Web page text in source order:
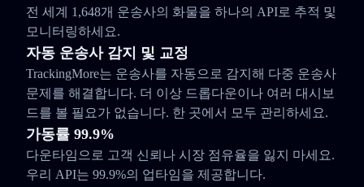
전 세계 1,648개 운송사의 화물을 하나의 API로 추적 및
모니터링하세요.
자동 운송사 감지 및 교정
TrackingMore는 운송사를 자동으로 감지해 다중 운송사
문제를 해결합니다. 더 이상 드롭다운이나 여러 대시보
드를 볼 필요가 없습니다. 한 곳에서 모두 관리하세요.
가동률 99.9%
다운타임으로 고객 신뢰나 시장 점유율을 잃지 마세요.
우리 API는 99.9%의 업타임을 제공합니다.